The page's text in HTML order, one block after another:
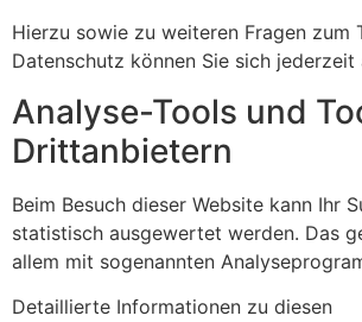
Hierzu sowie zu weiteren Fragen zum
Datenschutz können Sie sich jederzeit
Analyse-Tools und
Dritt­anbietern
Beim Besuch dieser Website kann Ihr
statistisch ausgewertet werden. Das
allem mit sogenannten
Detaillierte Informationen zu diesen